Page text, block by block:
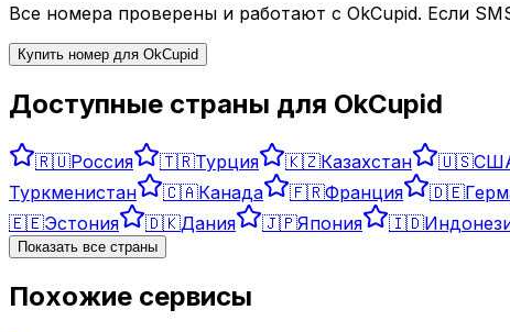
Все номера проверены и работают с OkCupid. Если
Купить номер для OkCupid
Доступные страны для OkCupid
🇷🇺Россия 🇹🇷Турция 🇰🇿Казахстан 🇺🇸
Туркменистан
🇨🇦Канада 🇫🇷Франция 🇩🇪
🇪🇪Эстония 🇩🇰Дания 🇯🇵Япония 🇮🇩
Показать все страны
Похожие сервисы